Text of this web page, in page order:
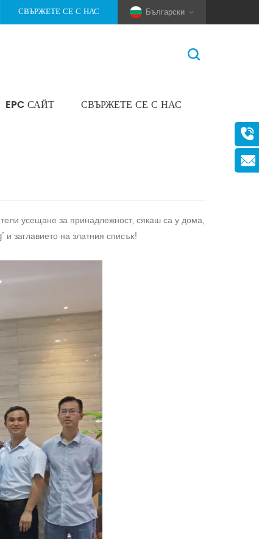
Български
СВЪРЖЕТЕ СЕ С НАС
EPC САЙТ СВЪРЖЕТЕ СЕ С НАС
У Дома > Новини > Фирмени Новини
усещане за принадлежност, сякаш са у дома,
заглавието на златния списък!